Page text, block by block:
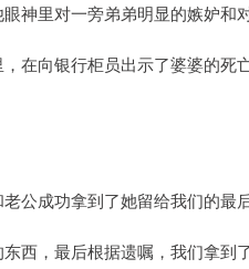
神里对一旁弟弟明显的嫉妒和
在向银行柜员出示了婆婆的死
公成功拿到了她留给我们的最后
西，最后根据遗嘱，我们拿到